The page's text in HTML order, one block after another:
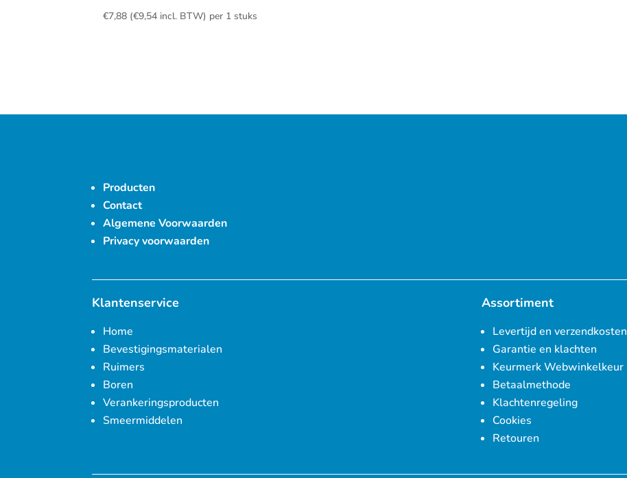
€7,88 (€9,54 incl. BTW) per 1 stuks
Producten
Contact
Algemene Voorwaarden
Privacy voorwaarden
Klantenservice
Home
Bevestigingsmaterialen
Ruimers
Boren
Verankeringsproducten
Smeermiddelen
Assortiment
Levertijd en verzendkosten
Garantie en klachten
Keurmerk Webwinkelkeur
Betaalmethode
Klachtenregeling
Cookies
Retouren